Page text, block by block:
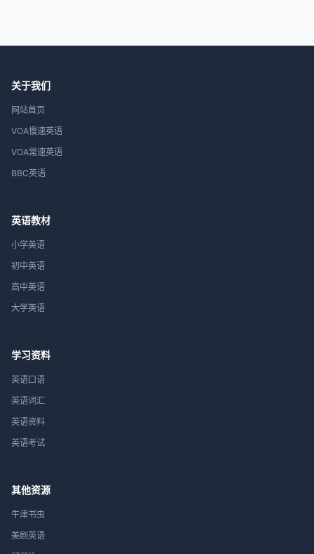
关于我们
网站首页
VOA慢速英语
VOA常速英语
BBC英语
英语教材
小学英语
初中英语
高中英语
大学英语
学习资料
英语口语
英语词汇
英语资料
英语考试
其他资源
牛津书虫
美剧英语